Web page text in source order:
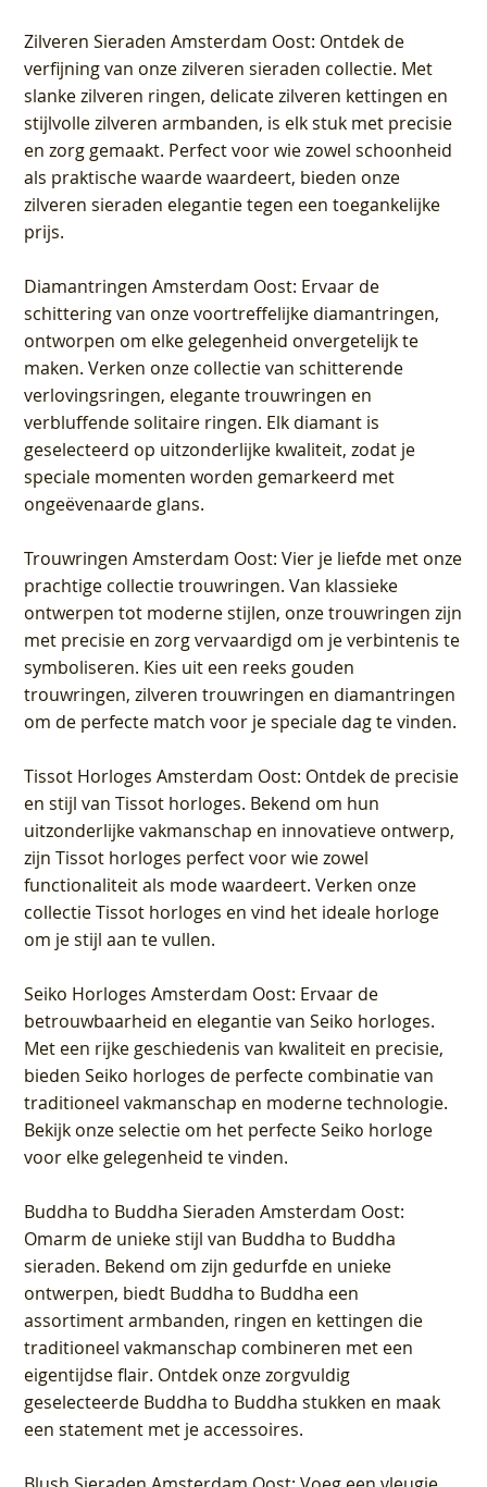
Zilveren Sieraden Amsterdam Oost: Ontdek de
verfijning van onze zilveren sieraden collectie. Met
slanke zilveren ringen, delicate zilveren kettingen en
stijlvolle zilveren armbanden, is elk stuk met precisie
en zorg gemaakt. Perfect voor wie zowel schoonheid
als praktische waarde waardeert, bieden onze
zilveren sieraden elegantie tegen een toegankelijke
prijs.
Diamantringen Amsterdam Oost: Ervaar de
schittering van onze voortreffelijke diamantringen,
ontworpen om elke gelegenheid onvergetelijk te
maken. Verken onze collectie van schitterende
verlovingsringen, elegante trouwringen en
verbluffende solitaire ringen. Elk diamant is
geselecteerd op uitzonderlijke kwaliteit, zodat je
speciale momenten worden gemarkeerd met
ongeëvenaarde glans.
Trouwringen Amsterdam Oost: Vier je liefde met onze
prachtige collectie trouwringen. Van klassieke
ontwerpen tot moderne stijlen, onze trouwringen zijn
met precisie en zorg vervaardigd om je verbintenis te
symboliseren. Kies uit een reeks gouden
trouwringen, zilveren trouwringen en diamantringen
om de perfecte match voor je speciale dag te vinden.
Tissot Horloges Amsterdam Oost: Ontdek de precisie
en stijl van Tissot horloges. Bekend om hun
uitzonderlijke vakmanschap en innovatieve ontwerp,
zijn Tissot horloges perfect voor wie zowel
functionaliteit als mode waardeert. Verken onze
collectie Tissot horloges en vind het ideale horloge
om je stijl aan te vullen.
Seiko Horloges Amsterdam Oost: Ervaar de
betrouwbaarheid en elegantie van Seiko horloges.
Met een rijke geschiedenis van kwaliteit en precisie,
bieden Seiko horloges de perfecte combinatie van
traditioneel vakmanschap en moderne technologie.
Bekijk onze selectie om het perfecte Seiko horloge
voor elke gelegenheid te vinden.
Buddha to Buddha Sieraden Amsterdam Oost:
Omarm de unieke stijl van Buddha to Buddha
sieraden. Bekend om zijn gedurfde en unieke
ontwerpen, biedt Buddha to Buddha een
assortiment armbanden, ringen en kettingen die
traditioneel vakmanschap combineren met een
eigentijdse flair. Ontdek onze zorgvuldig
geselecteerde Buddha to Buddha stukken en maak
een statement met je accessoires.